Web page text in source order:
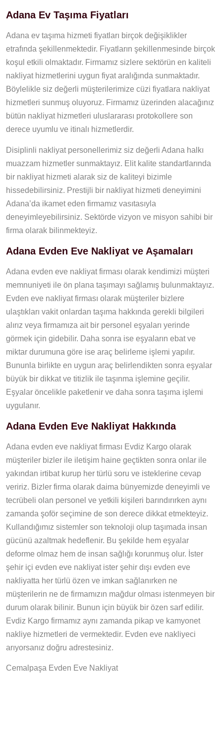
Adana Ev Taşıma Fiyatları
Adana ev taşıma hizmeti fiyatları birçok değişiklikler
etrafında şekillenmektedir. Fiyatların şekillenmesinde birçok
koşul etkili olmaktadır. Firmamız sizlere sektörün en kaliteli
nakliyat hizmetlerini uygun fiyat aralığında sunmaktadır.
Böylelikle siz değerli müşterilerimize cüzi fiyatlara nakliyat
hizmetleri sunmuş oluyoruz. Firmamız üzerinden alacağınız
bütün nakliyat hizmetleri uluslararası protokollere son
derece uyumlu ve itinalı hizmetlerdir.
Disiplinli nakliyat personellerimiz siz değerli Adana halkı
muazzam hizmetler sunmaktayız. Elit kalite standartlarında
bir nakliyat hizmeti alarak siz de kaliteyi bizimle
hissedebilirsiniz. Prestijli bir nakliyat hizmeti deneyimini
Adana’da ikamet eden firmamız vasıtasıyla
deneyimleyebilirsiniz. Sektörde vizyon ve misyon sahibi bir
firma olarak bilinmekteyiz.
Adana Evden Eve Nakliyat ve Aşamaları
Adana evden eve nakliyat firması olarak kendimizi müşteri
memnuniyeti ile ön plana taşımayı sağlamış bulunmaktayız.
Evden eve nakliyat firması olarak müşteriler bizlere
ulaştıkları vakit onlardan taşıma hakkında gerekli bilgileri
alırız veya firmamıza ait bir personel eşyaları yerinde
görmek için gidebilir. Daha sonra ise eşyaların ebat ve
miktar durumuna göre ise araç belirleme işlemi yapılır.
Bununla birlikte en uygun araç belirlendikten sonra eşyalar
büyük bir dikkat ve titizlik ile taşınma işlemine geçilir.
Eşyalar öncelikle paketlenir ve daha sonra taşıma işlemi
uygulanır.
Adana Evden Eve Nakliyat Hakkında
Adana evden eve nakliyat firması Evdiz Kargo olarak
müşteriler bizler ile iletişim haine geçtikten sonra onlar ile
yakından irtibat kurup her türlü soru ve isteklerine cevap
veririz. Bizler firma olarak daima bünyemizde deneyimli ve
tecrübeli olan personel ve yetkili kişileri barındırırken aynı
zamanda şoför seçimine de son derece dikkat etmekteyiz.
Kullandığımız sistemler son teknoloji olup taşımada insan
gücünü azaltmak hedeflenir. Bu şekilde hem eşyalar
deforme olmaz hem de insan sağlığı korunmuş olur. İster
şehir içi evden eve nakliyat ister şehir dışı evden eve
nakliyatta her türlü özen ve imkan sağlanırken ne
müşterilerin ne de firmamızın mağdur olması istenmeyen bir
durum olarak bilinir. Bunun için büyük bir özen sarf edilir.
Evdiz Kargo firmamız aynı zamanda pikap ve kamyonet
nakliye hizmetleri de vermektedir. Evden eve nakliyeci
arıyorsanız doğru adrestesiniz.
Cemalpaşa Evden Eve Nakliyat